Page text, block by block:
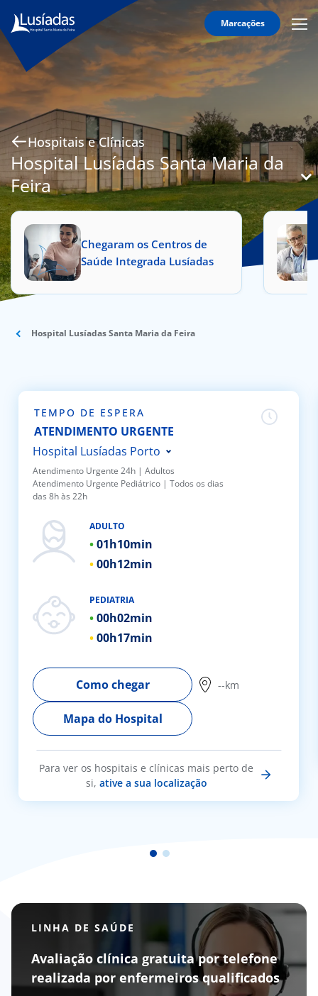
Marcações
Hospital
Corpo
Clínico
Especialidades
Serviços
Informação
Útil
Sport
Hospitais e Clínicas
Hospital Lusíadas Santa Maria da
Feira
Chegaram os Centros de
Saúde Integrada Lusíadas
Hospital Lusíadas Santa Maria da Feira
TEMPO DE ESPERA
ATENDIMENTO URGENTE
Hospital Lusíadas Porto
Hospital Lusíadas Braga
Hospital Lusíadas Amadora
Hospital Lusíadas Albufeira
Hospital Lusíadas Paços de
Ferreira
Atendimento Urgente 24h | Adultos
Atendimento Urgente Pediátrico | Todos os dias
das 8h às 22h
ADULTO
01h10min
00h12min
PEDIATRIA
00h02min
00h17min
Como chegar --km
Mapa do Hospital
Para ver os hospitais e clínicas mais perto de
si, ative a sua localização
LINHA DE SAÚDE
Avaliação clínica gratuita por telefone
realizada por enfermeiros qualificados